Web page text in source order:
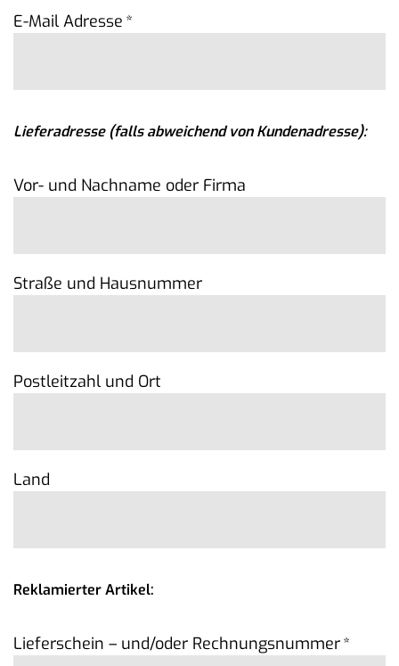
E-Mail Adresse *
Lieferadresse (falls abweichend von Kundenadresse):
Vor- und Nachname oder Firma
Straße und Hausnummer
Postleitzahl und Ort
Land
Reklamierter Artikel:
Lieferschein – und/oder Rechnungsnummer*